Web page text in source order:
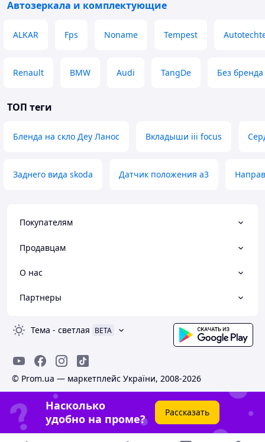
Автозеркала и комплектующие
ALKAR Fps Noname Tempest
Renault BMW Audi TangDe Без бренда
ТОП теги
Бленда на скло Деу Ланос Вкладыши iii focus
Заднего вида skoda Датчик положения a3
Покупателям
Продавцам
О нас
Партнеры
Тема - светлая BETA
© Prom.ua — маркетплейс України, 2008-2026
Насколько
удобно на проме?
Рассказать